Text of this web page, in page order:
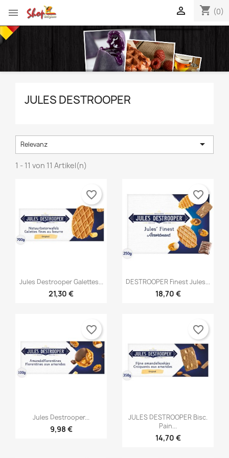
 shopping_cart (0)

JULES DESTROOPER
Relevanz 
1 - 11 von 11 Artikel(n)
Vorschau
Jules Destrooper Galettes...
21,30 €
favorite_border
Vorschau
DESTROOPER Finest Jules...
18,70 €
favorite_border
 Vorschau
Jules Destrooper...
9,98 €
favorite_border
Vorschau
JULES DESTROOPER Bisc.
Pain...
14,70 €
favorite_border